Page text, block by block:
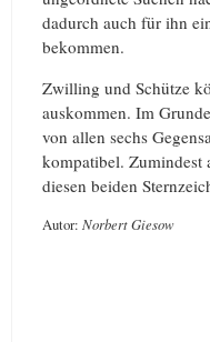
dadurch auch für ihn
bekommen.
Zwilling und Schütze
auskommen. Im
von allen sechs
kompatibel. Zumindest
diesen beiden
Autor: Norbert Giesow